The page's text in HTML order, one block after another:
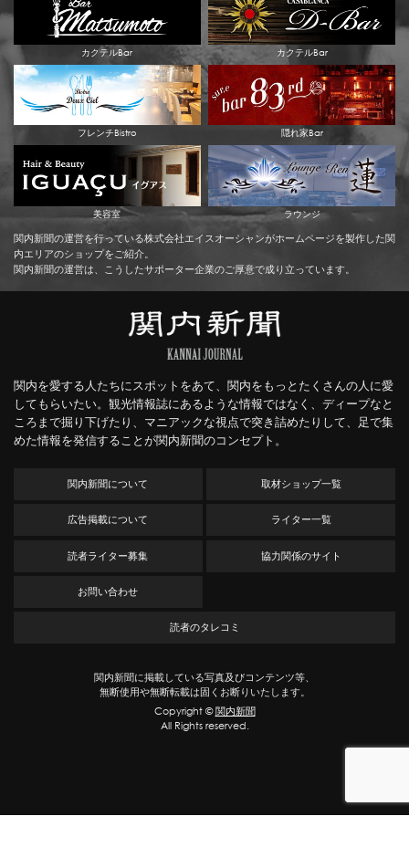
カクテルBar カクテルBar
フレンチBistro 隠れ家Bar
美容室 ラウンジ
関内新聞の運営を行っている株式会社エイスオーシャンがホームページを製作した関
内エリアのショップをご紹介。
関内新聞の運営は、こうしたサポーター企業のご厚意で成り立っています。
関内を愛する人たちにスポットをあて、関内をもっとたくさんの人に愛
してもらいたい。観光情報誌にあるような情報ではなく、ディープなと
ころまで掘り下げたり、マニアックな視点で突き詰めたりして、足で集
めた情報を発信することが関内新聞のコンセプト。
関内新聞について 取材ショップ一覧
広告掲載について ライター一覧
読者ライター募集 協力関係のサイト
お問い合わせ
読者のタレコミ
関内新聞に掲載している写真及びコンテンツ等、
無断使用や無断転載は固くお断りいたします。
Copyright ©関内新聞
All Rights reserved.